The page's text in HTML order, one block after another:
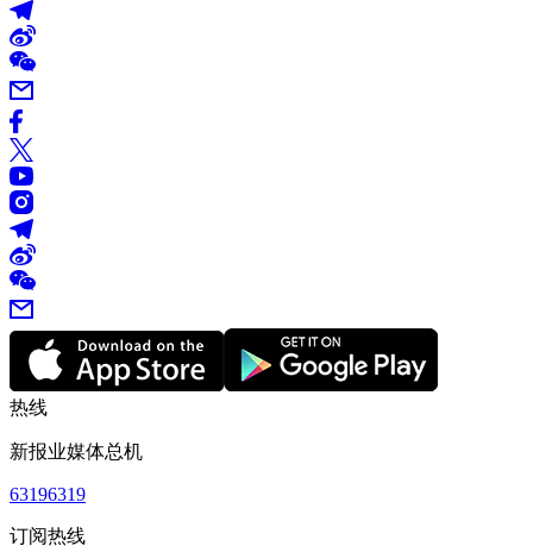
热线
新报业媒体总机
63196319
订阅热线